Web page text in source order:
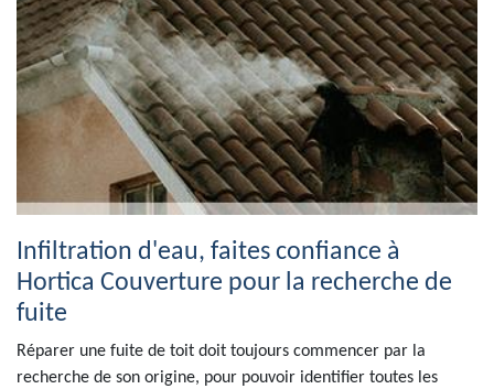
Infiltration d'eau, faites confiance à
Hortica Couverture pour la recherche de
fuite
Réparer une fuite de toit doit toujours commencer par la
recherche de son origine, pour pouvoir identifier toutes les